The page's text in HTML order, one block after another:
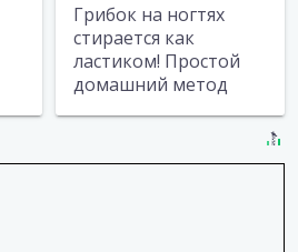
Грибок на ногтях
стирается как
ластиком! Простой
домашний метод